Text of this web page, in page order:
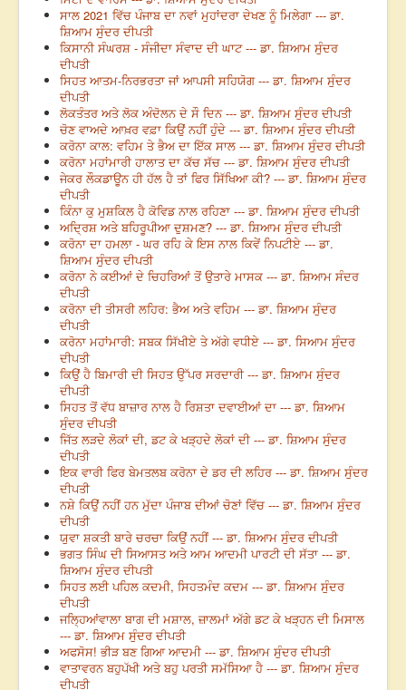
ਸਾਲ 2021 ਵਿੱਚ ਪੰਜਾਬ ਦਾ ਨਵਾਂ ਮੁਹਾਂਦਰਾ ਦੇਖਣ ਨੂੰ ਮਿਲੇਗਾ --- ਡਾ.
ਸ਼ਿਆਮ ਸੁੰਦਰ ਦੀਪਤੀ
ਕਿਸਾਨੀ ਸੰਘਰਸ਼ - ਸੰਜੀਦਾ ਸੰਵਾਦ ਦੀ ਘਾਟ --- ਡਾ. ਸ਼ਿਆਮ ਸੁੰਦਰ
ਦੀਪਤੀ
ਸਿਹਤ ਆਤਮ-ਨਿਰਭਰਤਾ ਜਾਂ ਆਪਸੀ ਸਹਿਯੋਗ --- ਡਾ. ਸ਼ਿਆਮ ਸੁੰਦਰ
ਦੀਪਤੀ
ਲੋਕਤੰਤਰ ਅਤੇ ਲੋਕ ਅੰਦੋਲਨ ਦੇ ਸੌ ਦਿਨ --- ਡਾ. ਸ਼ਿਆਮ ਸੁੰਦਰ ਦੀਪਤੀ
ਚੋਣ ਵਾਅਦੇ ਆਖ਼ਰ ਵਫ਼ਾ ਕਿਉਂ ਨਹੀਂ ਹੁੰਦੇ --- ਡਾ. ਸ਼ਿਆਮ ਸੁੰਦਰ ਦੀਪਤੀ
ਕਰੋਨਾ ਕਾਲ: ਵਹਿਮ ਤੇ ਭੈਅ ਦਾ ਇੱਕ ਸਾਲ --- ਡਾ. ਸ਼ਿਆਮ ਸੁੰਦਰ ਦੀਪਤੀ
ਕਰੋਨਾ ਮਹਾਂਮਾਰੀ ਹਾਲਾਤ ਦਾ ਕੱਚ ਸੱਚ --- ਡਾ. ਸ਼ਿਆਮ ਸੁੰਦਰ ਦੀਪਤੀ
ਜੇਕਰ ਲੌਕਡਾਊਨ ਹੀ ਹੱਲ ਹੈ ਤਾਂ ਫਿਰ ਸਿੱਖਿਆ ਕੀ? --- ਡਾ. ਸ਼ਿਆਮ ਸੁੰਦਰ
ਦੀਪਤੀ
ਕਿੰਨਾ ਕੁ ਮੁਸ਼ਕਿਲ ਹੈ ਕੋਵਿਡ ਨਾਲ ਰਹਿਣਾ --- ਡਾ. ਸ਼ਿਆਮ ਸੁੰਦਰ ਦੀਪਤੀ
ਅਦ੍ਰਿਸ਼ ਅਤੇ ਬਹਿਰੂਪੀਆ ਦੁਸ਼ਮਣ? --- ਡਾ. ਸ਼ਿਆਮ ਸੁੰਦਰ ਦੀਪਤੀ
ਕਰੋਨਾ ਦਾ ਹਮਲਾ - ਘਰ ਰਹਿ ਕੇ ਇਸ ਨਾਲ ਕਿਵੇਂ ਨਿਪਟੀਏ --- ਡਾ.
ਸ਼ਿਆਮ ਸੁੰਦਰ ਦੀਪਤੀ
ਕਰੋਨਾ ਨੇ ਕਈਆਂ ਦੇ ਚਿਹਰਿਆਂ ਤੋਂ ਉਤਾਰੇ ਮਾਸਕ --- ਡਾ. ਸ਼ਿਆਮ ਸੰਦਰ
ਦੀਪਤੀ
ਕਰੋਨਾ ਦੀ ਤੀਸਰੀ ਲਹਿਰ: ਭੈਅ ਅਤੇ ਵਹਿਮ --- ਡਾ. ਸ਼ਿਆਮ ਸੁੰਦਰ
ਦੀਪਤੀ
ਕਰੋਨਾ ਮਹਾਂਮਾਰੀ: ਸਬਕ ਸਿੱਖੀਏ ਤੇ ਅੱਗੇ ਵਧੀਏ --- ਡਾ. ਸਿਆਮ ਸੁੰਦਰ
ਦੀਪਤੀ
ਕਿਉਂ ਹੈ ਬਿਮਾਰੀ ਦੀ ਸਿਹਤ ਉੱਪਰ ਸਰਦਾਰੀ --- ਡਾ. ਸ਼ਿਆਮ ਸੁੰਦਰ
ਦੀਪਤੀ
ਸਿਹਤ ਤੋਂ ਵੱਧ ਬਾਜ਼ਾਰ ਨਾਲ ਹੈ ਰਿਸ਼ਤਾ ਦਵਾਈਆਂ ਦਾ --- ਡਾ. ਸ਼ਿਆਮ
ਸੁੰਦਰ ਦੀਪਤੀ
ਜਿੱਤ ਲੜਦੇ ਲੋਕਾਂ ਦੀ, ਡਟ ਕੇ ਖੜ੍ਹਦੇ ਲੋਕਾਂ ਦੀ --- ਡਾ. ਸ਼ਿਆਮ ਸੁੰਦਰ
ਦੀਪਤੀ
ਇਕ ਵਾਰੀ ਫਿਰ ਬੇਮਤਲਬ ਕਰੋਨਾ ਦੇ ਡਰ ਦੀ ਲਹਿਰ --- ਡਾ. ਸ਼ਿਆਮ ਸੁੰਦਰ
ਦੀਪਤੀ
ਨਸ਼ੇ ਕਿਉਂ ਨਹੀਂ ਹਨ ਮੁੱਦਾ ਪੰਜਾਬ ਦੀਆਂ ਚੋਣਾਂ ਵਿੱਚ --- ਡਾ. ਸ਼ਿਆਮ ਸੁੰਦਰ
ਦੀਪਤੀ
ਯੁਵਾ ਸ਼ਕਤੀ ਬਾਰੇ ਚਰਚਾ ਕਿਉਂ ਨਹੀਂ --- ਡਾ. ਸ਼ਿਆਮ ਸੁੰਦਰ ਦੀਪਤੀ
ਭਗਤ ਸਿੰਘ ਦੀ ਸਿਆਸਤ ਅਤੇ ਆਮ ਆਦਮੀ ਪਾਰਟੀ ਦੀ ਸੱਤਾ --- ਡਾ.
ਸ਼ਿਆਮ ਸੁੰਦਰ ਦੀਪਤੀ
ਸਿਹਤ ਲਈ ਪਹਿਲ ਕਦਮੀ, ਸਿਹਤਮੰਦ ਕਦਮ --- ਡਾ. ਸ਼ਿਆਮ ਸੁੰਦਰ
ਦੀਪਤੀ
ਜਲ੍ਹਿਆਂਵਾਲਾ ਬਾਗ ਦੀ ਮਸ਼ਾਲ, ਜ਼ਾਲਮਾਂ ਅੱਗੇ ਡਟ ਕੇ ਖੜ੍ਹਨ ਦੀ ਮਿਸਾਲ
--- ਡਾ. ਸ਼ਿਆਮ ਸੁੰਦਰ ਦੀਪਤੀ
ਅਫਸੋਸ! ਭੀੜ ਬਣ ਗਿਆ ਆਦਮੀ --- ਡਾ. ਸ਼ਿਆਮ ਸੁੰਦਰ ਦੀਪਤੀ
ਵਾਤਾਵਰਨ ਬਹੁਪੱਖੀ ਅਤੇ ਬਹੁ ਪਰਤੀ ਸਮੱਸਿਆ ਹੈ --- ਡਾ. ਸ਼ਿਆਮ ਸੁੰਦਰ
ਦੀਪਤੀ